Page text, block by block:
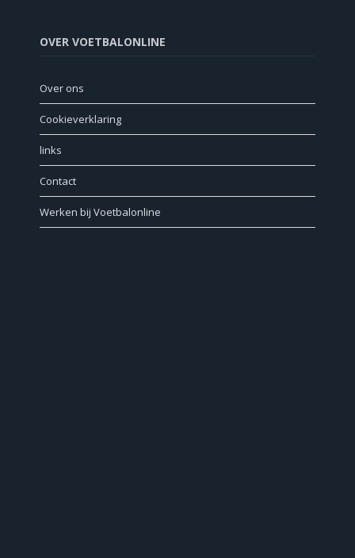
OVER VOETBALONLINE
Over ons
Cookieverklaring
links
Contact
Werken bij Voetbalonline